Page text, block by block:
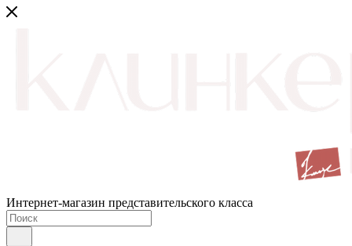
Интернет-магазин представительского класса